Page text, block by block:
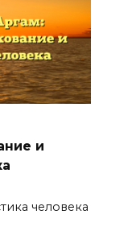
и
человека